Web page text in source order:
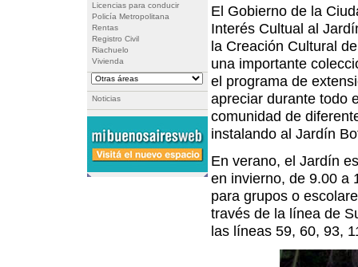
Licencias para conducir
Policía Metropolitana
Rentas
Registro Civil
Riachuelo
Vivienda
Noticias
El Gobierno de la
Interés Cultual al
la Creación Cultural
una importante
el programa de
apreciar durante todo
comunidad de
instalando al Jardín
En verano, el Jardín
en invierno, de 9.00 a
para grupos o
través de la línea de
las líneas 59, 60, 93,